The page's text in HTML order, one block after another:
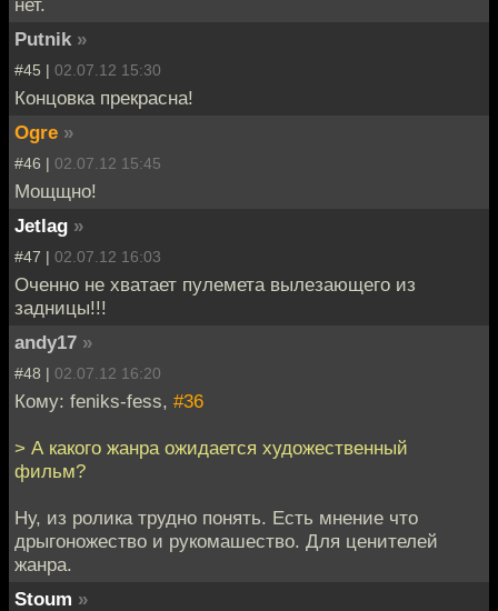
Putnik »
#45 | 02.07.12 15:30
Концовка прекрасна!
Ogre »
#46 | 02.07.12 15:45
Мощщно!
Jetlag »
#47 | 02.07.12 16:03
Оченно не хватает пулемета вылезающего из
задницы!!!
andy17 »
#48 | 02.07.12 16:20
Кому: feniks-fess, #36
> А какого жанра ожидается художественный
фильм?
Ну, из ролика трудно понять. Есть мнение что
дрыгоножество и рукомашество. Для ценителей
жанра.
Stoum »